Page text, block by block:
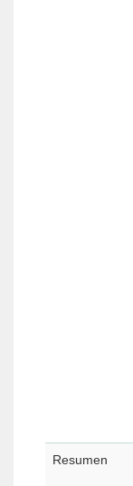
Resumen